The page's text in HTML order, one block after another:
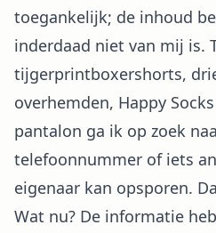
toegankelijk; de inhoud
inderdaad niet van mij is.
tijgerprintboxershorts,
overhemden, Happy
pantalon ga ik op zoek
telefoonnummer of iets
eigenaar kan opsporen.
Wat nu? De informatie